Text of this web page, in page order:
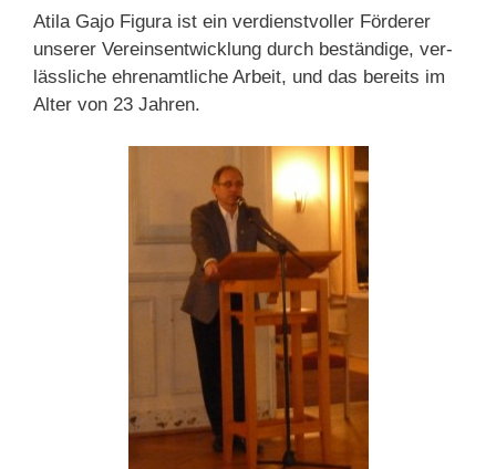
Atila Gajo Figura ist ein verdienstvoller Förderer
unserer Vereinsentwicklung durch beständige, ver­
lässliche ehrenamtliche Arbeit, und das bereits im
Alter von 23 Jahren.